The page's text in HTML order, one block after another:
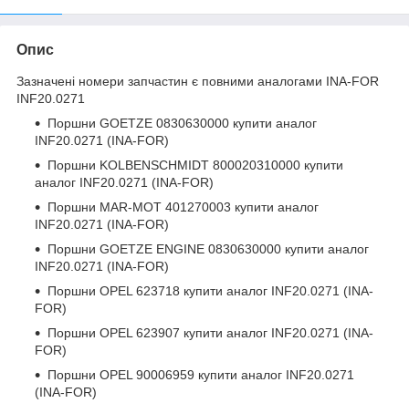
Опис
Зазначені номери запчастин є повними аналогами INA-FOR
INF20.0271
Поршни GOETZE 0830630000 купити аналог
INF20.0271 (INA-FOR)
Поршни KOLBENSCHMIDT 800020310000 купити
аналог INF20.0271 (INA-FOR)
Поршни MAR-MOT 401270003 купити аналог
INF20.0271 (INA-FOR)
Поршни GOETZE ENGINE 0830630000 купити аналог
INF20.0271 (INA-FOR)
Поршни OPEL 623718 купити аналог INF20.0271 (INA-
FOR)
Поршни OPEL 623907 купити аналог INF20.0271 (INA-
FOR)
Поршни OPEL 90006959 купити аналог INF20.0271
(INA-FOR)